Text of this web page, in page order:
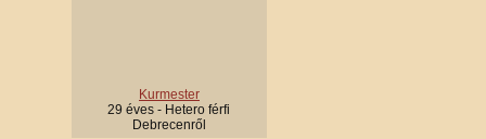
Kurmester
29 éves - Hetero férfi
Debrecenről